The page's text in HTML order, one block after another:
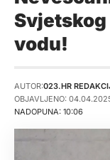
Svjetskog
vodu!
NADOPUNA: 10:06
AUTOR:023.HR
OBJAVLJENO: